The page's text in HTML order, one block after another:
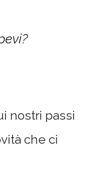
nostri passi
che ci